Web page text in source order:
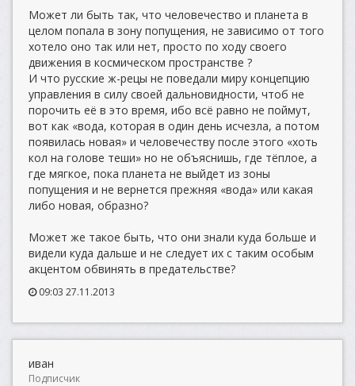
Может ли быть так, что человечество и планета в
целом попала в зону попущения, не зависимо от того
хотело оно так или нет, просто по ходу своего
движения в космическом пространстве ?
И что русские ж-рецы не поведали миру концепцию
управления в силу своей дальновидности, чтоб не
порочить её в это время, ибо всё равно не поймут,
вот как «вода, которая в один день исчезла, а потом
появилась новая» и человечеству после этого «хоть
кол на голове теши» но не объяснишь, где тёплое, а
где мягкое, пока планета не выйдет из зоны
попущения и не вернется прежняя «вода» или какая
либо новая, образно?
Может же такое быть, что они знали куда больше и
видели куда дальше и не следует их с таким особым
акцентом обвинять в предательстве?
09:03 27.11.2013
иван
Подписчик